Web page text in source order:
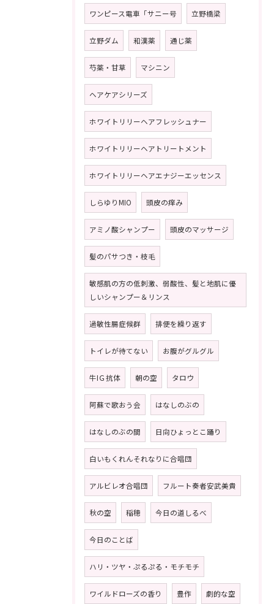
ワンピース電車「サニー号 立野橋梁
立野ダム 和漢薬 通じ薬
芍薬・甘草 マシニン
ヘアケアシリーズ
ホワイトリリーヘアフレッシュナー
ホワイトリリーヘアトリートメント
ホワイトリリーヘアエナジーエッセンス
しらゆりMIO 頭皮の痒み
アミノ酸シャンプー 頭皮のマッサージ
髪のパサつき・枝毛
敏感肌の方の低刺激、弱酸性、髪と地肌に優
しいシャンプー＆リンス
過敏性腸症候群 排便を繰り返す
トイレが待てない お腹がグルグル
牛IＧ抗体 朝の空 タロウ
阿蘇で歌おう会 はなしのぶの
はなしのぶの間 日向ひょっとこ踊り
白いもくれんそれなりに合唱団
アルビレオ合唱団 フルート奏者安武美貴
秋の空 稲穂 今日の道しるべ
今日のことば
ハリ・ツヤ・ぷるぷる・モチモチ
ワイルドローズの香り 豊作 劇的な空